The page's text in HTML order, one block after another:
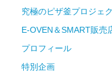
究極のピザ釜プロジェ
E-OVEN＆SMART販売
プロフィール
特別企画